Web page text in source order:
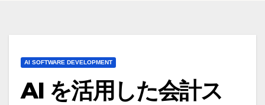
AI SOFTWARE DEVELOPMENT
AI を活用した会計ス